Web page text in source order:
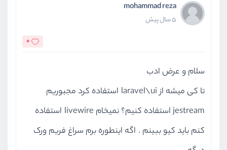
mohammad reza
5 سال پیش
0
سلام و عرض ادب
تا کی میشه از laravel\ui استفاده کرد مجبوریم
jestream استفاده کنیم؟ نمیخام livewire استفاده
کنم باید کیو ببینم . اگه اینطوره برم سراغ فریم ورک